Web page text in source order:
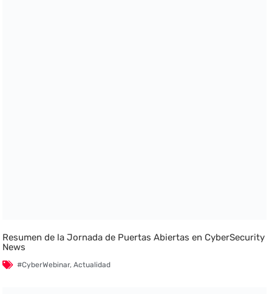
Resumen de la Jornada de Puertas Abiertas en CyberSecurity
News
#CyberWebinar,Actualidad